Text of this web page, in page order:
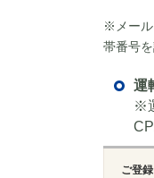
※メール
帯番号
運
※
ご登